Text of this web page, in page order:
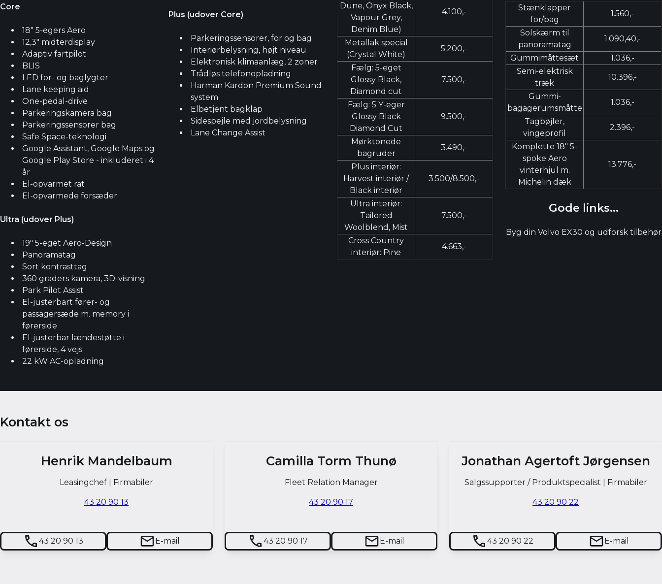
Core
18" 5-egers Aero
12,3" midterdisplay
Adaptiv fartpilot
BLIS
LED for- og baglygter
Lane keeping aid
One-pedal-drive
Parkeringskamera bag
Parkeringssensorer bag
Safe Space-teknologi
Google Assistant, Google Maps og
Google Play Store - inkluderet i 4
år
El-opvarmet rat
El-opvarmede forsæder
Ultra (udover Plus)
19" 5-eget Aero-Design
Panoramatag
Sort kontrasttag
360 graders kamera, 3D-visning
Park Pilot Assist
El-justerbart fører- og
passagersæde m. memory i
førerside
El-justerbar lændestøtte i
førerside, 4 vejs
22 kW AC-opladning
Plus (udover Core)
Parkeringssensorer, for og bag
Interiørbelysning, højt niveau
Elektronisk klimaanlæg, 2 zoner
Trådløs telefonopladning
Harman Kardon Premium Sound
system
Elbetjent bagklap
Sidespejle med jordbelysning
Lane Change Assist
Dune, Onyx Black,
Vapour Grey,
Denim Blue)
4.100,-
Metallak special
(Crystal White)
5.200,-
Fælg: 5-eget
Glossy Black,
Diamond cut
7.500,-
Fælg: 5 Y-eger
Glossy Black
Diamond Cut
9.500,-
Mørktonede
bagruder
3.490,-
Plus interiør:
Harvest interiør /
Black interiør
3.500/8.500,-
Ultra interiør:
Tailored
Woolblend, Mist
7.500,-
Cross Country
interiør: Pine
4.663,-
Stænklapper
for/bag
1.560,-
Solskærm til
panoramatag
1.090,40,-
Gummimåttesæt
1.036,-
Semi-elektrisk
træk
10.396,-
Gummi-
bagagerumsmåtte
1.036,-
Tagbøjler,
vingeprofil
2.396,-
Komplette 18" 5-
spoke Aero
vinterhjul m.
Michelin dæk
13.776,-
Gode links...
Byg din Volvo EX30 og udforsk tilbehør
Kontakt os
Henrik Mandelbaum
Leasingchef | Firmabiler
43 20 90 13
43 20 90 13 E-mail
Camilla Torm Thunø
Fleet Relation Manager
43 20 90 17
43 20 90 17 E-mail
Jonathan Agertoft Jørgensen
Salgssupporter / Produktspecialist | Firmabiler
43 20 90 22
43 20 90 22 E-mail